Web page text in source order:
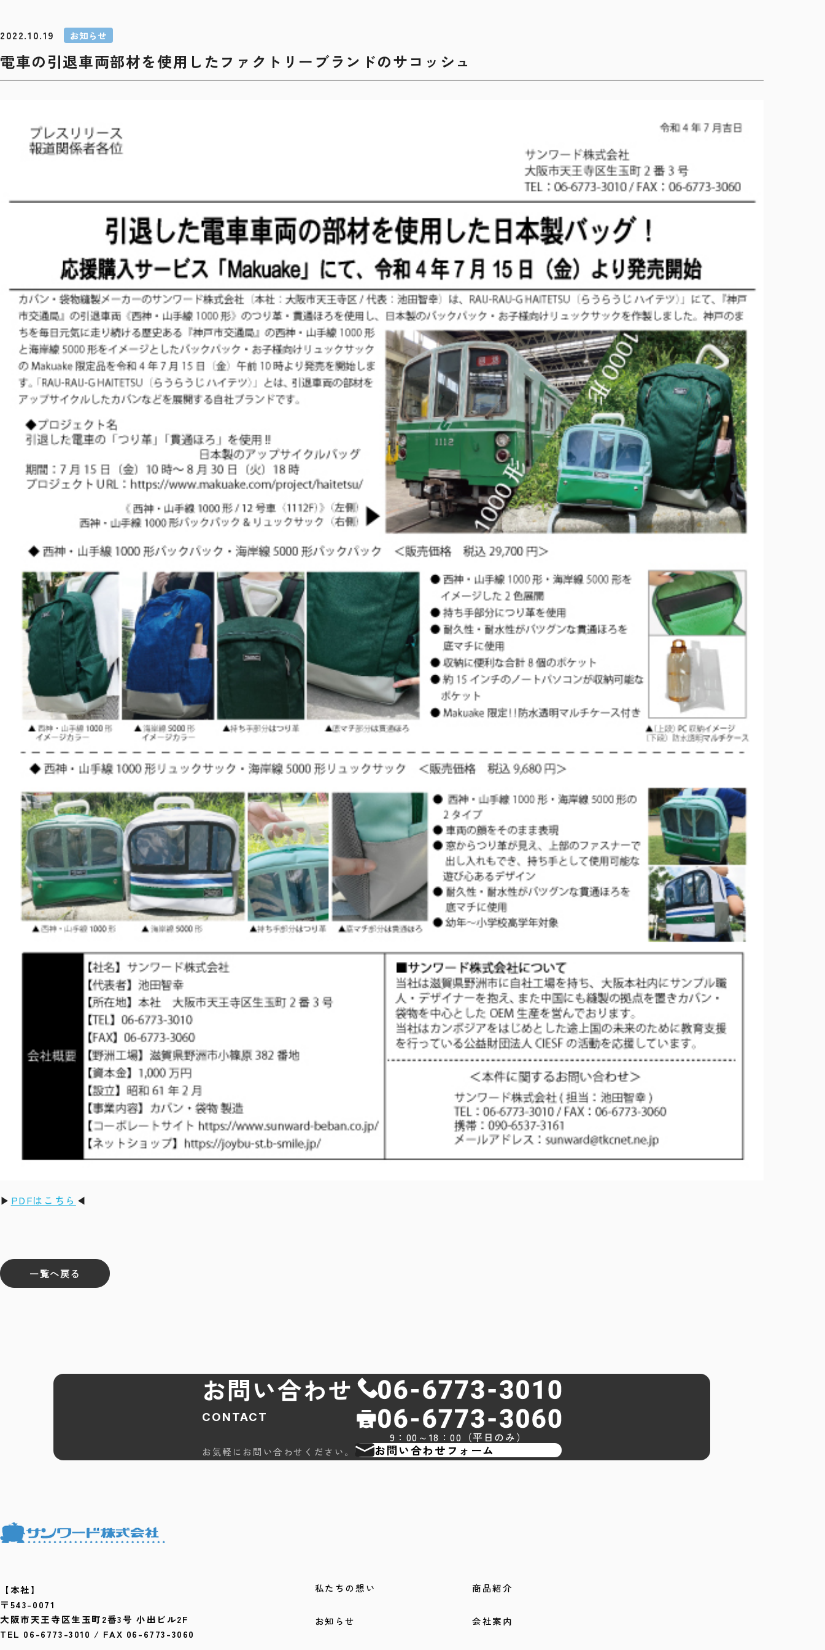
2022.10.19 お知らせ
電車の引退車両部材を使用したファクトリーブランドのサコッシュ
▶ PDFはこちら ◀
一覧へ戻る
お問い合わせ
CONTACT
お気軽にお問い合わせください。
9：00～18：00（平日のみ）
お問い合わせフォーム
【本社】
〒543-0071
大阪市天王寺区生玉町2番3号 小出ビル2F
TEL 06-6773-3010 / FAX 06-6773-3060
私たちの想い 商品紹介
お知らせ 会社案内